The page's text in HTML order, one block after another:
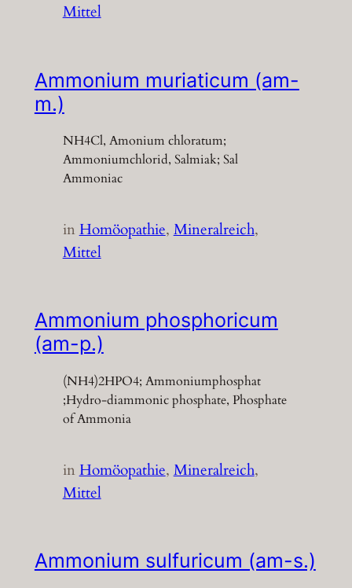
Mittel
Ammonium muriaticum (am-
m.)
NH4Cl, Amonium chloratum;
Ammoniumchlorid, Salmiak; Sal
Ammoniac
inHomöopathie, Mineralreich
Mittel
Ammonium phosphoricum
(am-p.)
(NH4)2HPO4; Ammoniumphosphat
;Hydro-diammonic phosphate, Phosphate
of Ammonia
inHomöopathie, Mineralreich
Mittel
Ammonium sulfuricum (am-s.)